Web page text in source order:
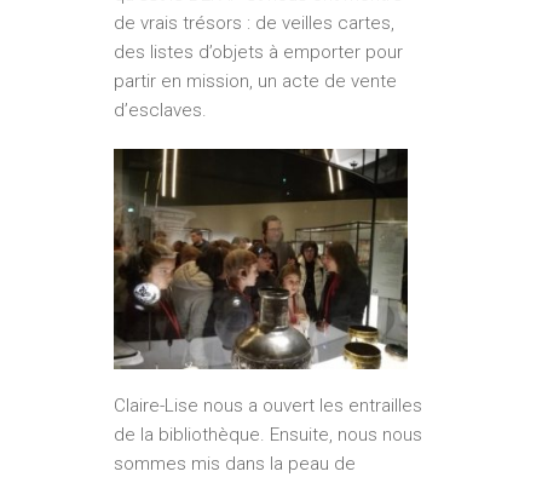
de vrais trésors : de veilles cartes,
des listes d’objets à emporter pour
partir en mission, un acte de vente
d’esclaves.
Claire-Lise nous a ouvert les entrailles
de la bibliothèque. Ensuite, nous nous
sommes mis dans la peau de